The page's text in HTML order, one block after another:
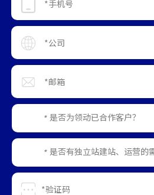
* 是否为领动已合作客户？
* 是否有独立站建站、运营的